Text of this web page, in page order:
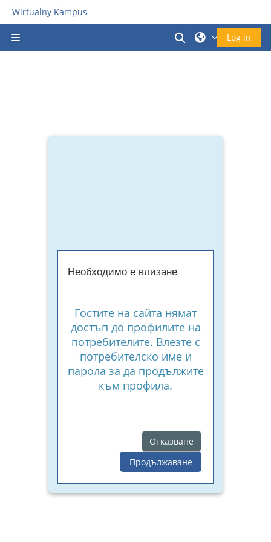
Прескочи на основното съдържание
Wirtualny Kampus
Превключване
Log in
Необходимо е влизане
Гостите на сайта нямат
достъп до профилите на
потребителите. Влезте с
потребителско име и
парола за да продължите
към профила.
Отказване
Продължаване